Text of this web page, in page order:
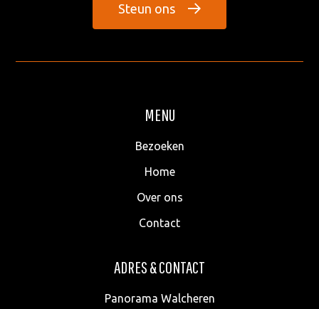
Steun ons
MENU
Bezoeken
Home
Over ons
Contact
ADRES & CONTACT
Panorama Walcheren